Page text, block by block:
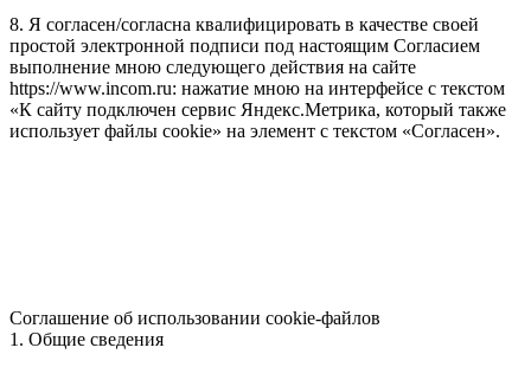
8. Я согласен/согласна квалифицировать в качестве своей
простой электронной подписи под настоящим Согласием
выполнение мною следующего действия на сайте
https://www.incom.ru: нажатие мною на интерфейсе с текстом
«К сайту подключен сервис Яндекс.Метрика, который также
использует файлы cookie» на элемент с текстом «Согласен».
Соглашение об использовании cookie-файлов
1. Общие сведения